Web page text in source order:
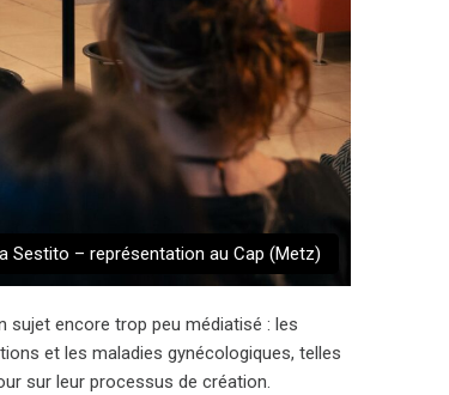
Sestito – représentation au Cap (Metz)
sujet encore trop peu médiatisé : les
et les maladies gynécologiques, telles
sur leur processus de création.